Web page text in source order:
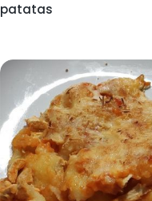
patatas